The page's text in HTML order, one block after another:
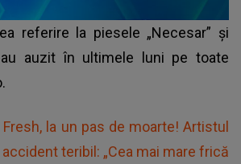
referire la piesele „Necesar” și
au auzit în ultimele luni pe toate
Fresh, la un pas de moarte! Artistul
teribil: „Cea mai mare frică